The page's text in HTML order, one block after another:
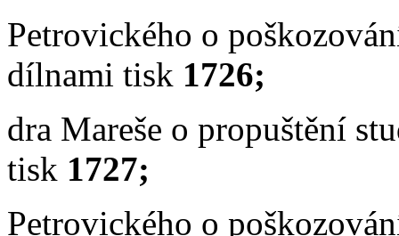
Petrovického o
dílnami tisk 1726;
dra Mareše o propuštění
tisk 1727;
Petrovického o